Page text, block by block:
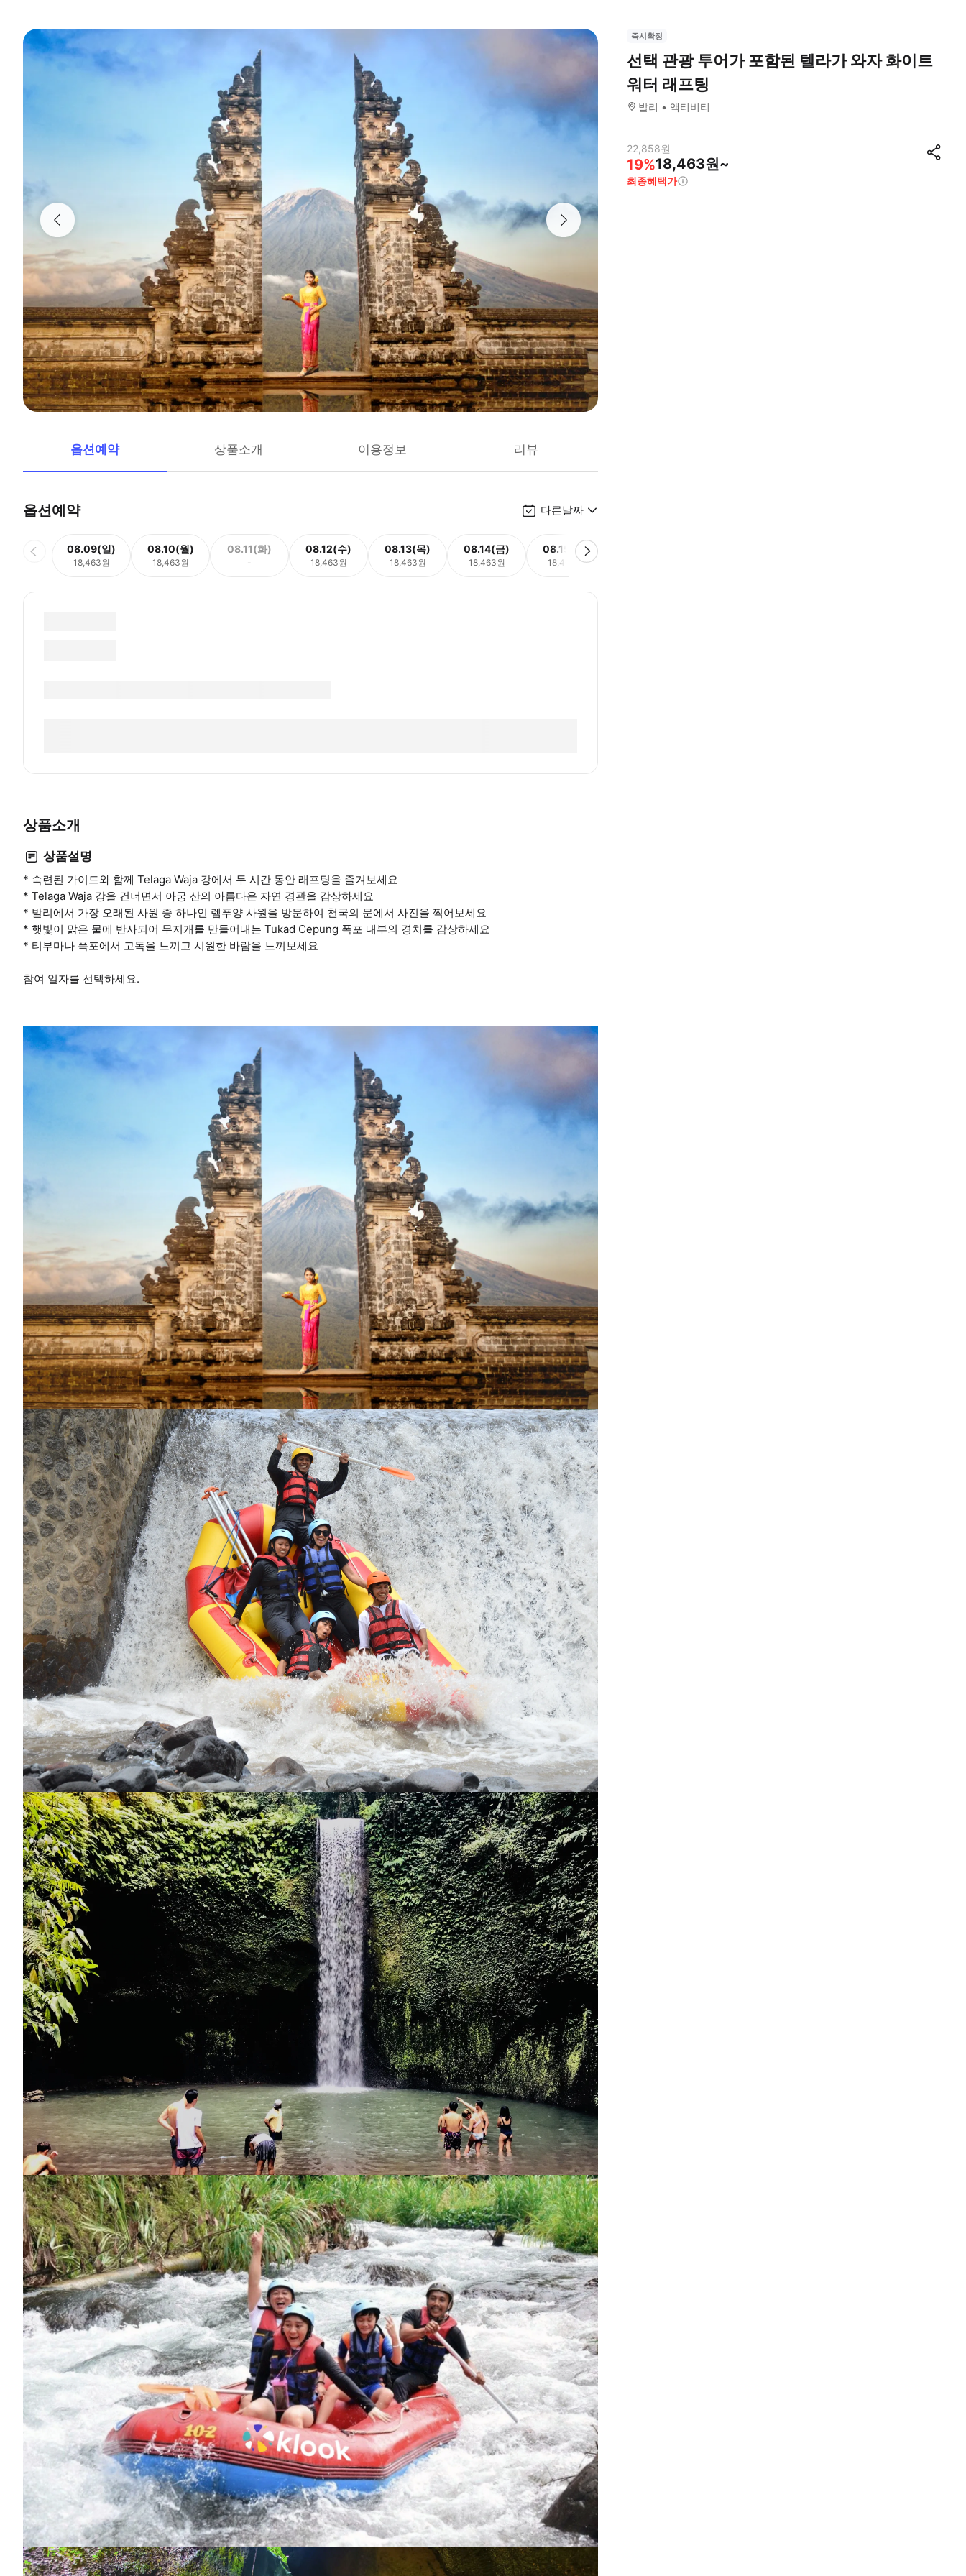
옵션예약 상품소개 이용정보 리뷰
옵션예약 다른날짜
08.09(일)
18,463원
08.10(월)
18,463원
08.11(화)
-
08.12(수)
18,463원
08.13(목)
18,463원
08.14(금)
18,463원
08.15(토)
18,463원
상품소개
상품설명
* 숙련된 가이드와 함께 Telaga Waja 강에서 두 시간 동안 래프팅을 즐겨보세요
* Telaga Waja 강을 건너면서 아궁 산의 아름다운 자연 경관을 감상하세요
* 발리에서 가장 오래된 사원 중 하나인 렘푸양 사원을 방문하여 천국의 문에서 사진을 찍어보세요
* 햇빛이 맑은 물에 반사되어 무지개를 만들어내는 Tukad Cepung 폭포 내부의 경치를 감상하세요
* 티부마나 폭포에서 고독을 느끼고 시원한 바람을 느껴보세요
참여 일자를 선택하세요.
즉시확정
선택 관광 투어가 포함된 텔라가 와자 화이트
워터 래프팅
발리 액티비티
22,858원
19%18,463원~
최종혜택가